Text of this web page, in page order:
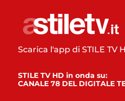
Scarica l'app di STILE TV
STILE TV HD in onda su:
CANALE 78 DEL DIGITALE